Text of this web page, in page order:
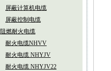
屏蔽计算机电缆
屏蔽控制电缆
阻燃耐火电缆
耐火电缆NHVV
耐火电缆 NHYJV
耐火电缆 NHYJV22